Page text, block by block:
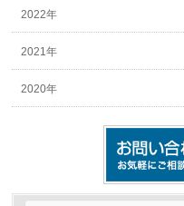
2022年
2021年
2020年